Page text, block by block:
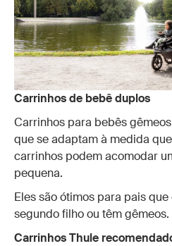
Carrinhos de bebê duplos
Carrinhos para bebês
que se adaptam à medida
carrinhos podem acomodar
pequena.
Eles são ótimos para pais
segundo filho ou têm gêmeos.
Carrinhos Thule